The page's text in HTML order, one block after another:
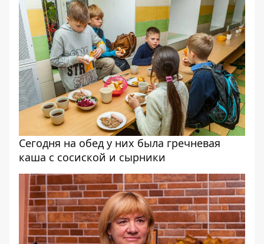
Сегодня на обед у них была гречневая
каша с сосиской и сырники